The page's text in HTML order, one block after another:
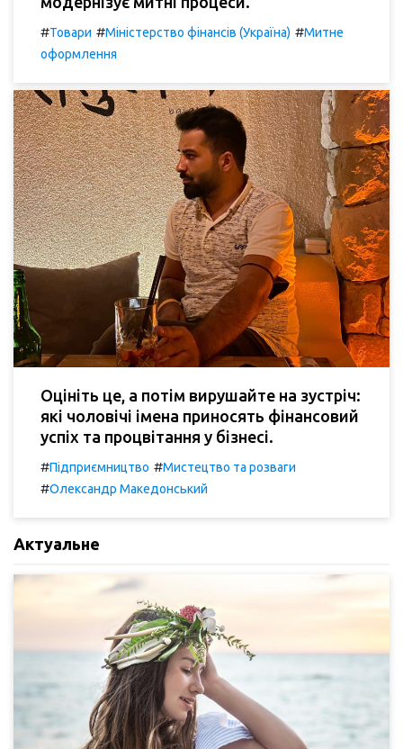
#Товари #Міністерство фінансів (Україна) #Митне
оформлення
Оцініть це, а потім вирушайте на зустріч:
які чоловічі імена приносять фінансовий
успіх та процвітання у бізнесі.
#Підприємництво #Мистецтво та розваги
#Олександр Македонський
Актуальне